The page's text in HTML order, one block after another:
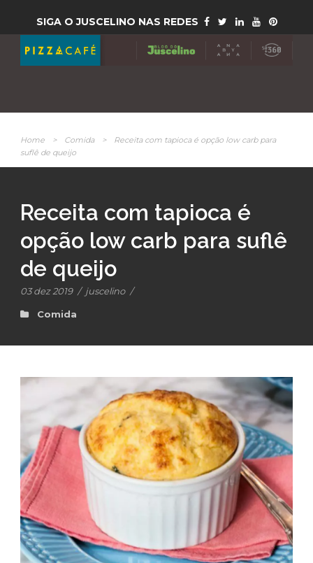
SIGA O JUSCELINO NAS REDES
Home > Comida >
Receita com tapioca é opção low carb para
suflê de queijo
Receita com tapioca é
opção low carb para suflê
de queijo
03 dez 2019 / juscelino /
Comida